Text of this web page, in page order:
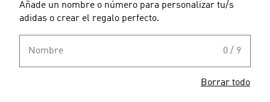
Añade un nombre o número para personalizar tu/s
adidas o crear el regalo perfecto.
Nombre 0 / 9
Borrar todo